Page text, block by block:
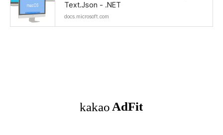
Text.Json - .NET
docs.microsoft.com